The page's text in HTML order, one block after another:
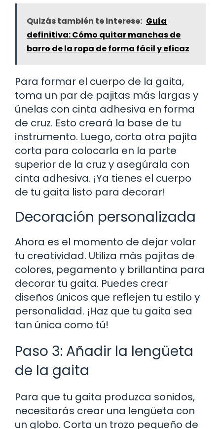
Quizás también te interese: Guía
definitiva: Cómo quitar manchas de
barro de la ropa de forma fácil y eficaz
Para formar el cuerpo de la gaita,
toma un par de pajitas más largas y
únelas con cinta adhesiva en forma
de cruz. Esto creará la base de tu
instrumento. Luego, corta otra pajita
corta para colocarla en la parte
superior de la cruz y asegúrala con
cinta adhesiva. ¡Ya tienes el cuerpo
de tu gaita listo para decorar!
Decoración personalizada
Ahora es el momento de dejar volar
tu creatividad. Utiliza más pajitas de
colores, pegamento y brillantina para
decorar tu gaita. Puedes crear
diseños únicos que reflejen tu estilo y
personalidad. ¡Haz que tu gaita sea
tan única como tú!
Paso 3: Añadir la lengüeta
de la gaita
Para que tu gaita produzca sonidos,
necesitarás crear una lengüeta con
un globo. Corta un trozo pequeño de